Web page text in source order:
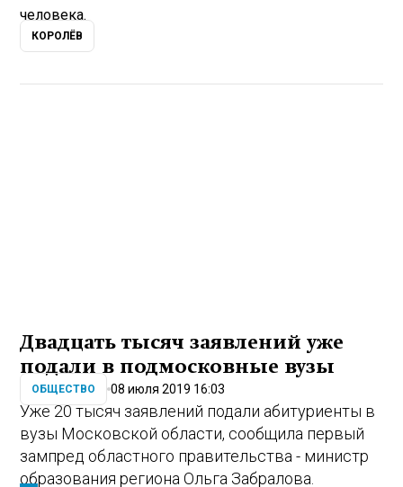
человека.
КОРОЛЁВ
Двадцать тысяч заявлений уже
подали в подмосковные вузы
ОБЩЕСТВО 08 июля 2019 16:03
Уже 20 тысяч заявлений подали абитуриенты в
вузы Московской области, сообщила первый
зампред областного правительства - министр
образования региона Ольга Забралова.